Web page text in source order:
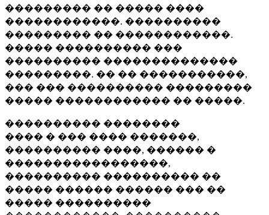
��������� �� ����� ����
������������. ����������
��������� �� ������������.
����� ���������� ���
���������� ��������������
���������. �� �� �����������,
��� ��� ���������� ���������
����� ������������ �� �����.
���������� ��������
���� � ��� ���� �������,
���������� ����, ������ �
�����������������,
���������� ���������� ��
����� ������ ������ ��� ��
����� ����������